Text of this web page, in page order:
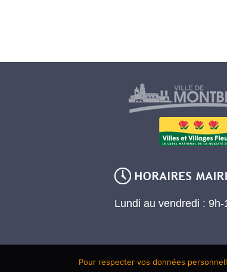
Lundi au vendredi :
Pour respecter vos données